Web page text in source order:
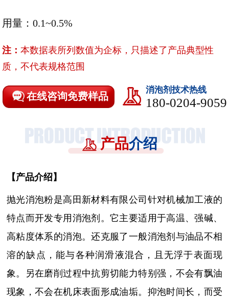
用量：0.1~0.5%
注：本数据表所列数值为企标，只描述了产品典型性
质，不代表规格范围
在线咨询免费样品
消泡剂技术热线
180-0204-9059
产品介绍
【产品介绍】
抛光消泡粉是高田新材料有限公司针对机械加工液的
特点而开发专用消泡剂。它主要适用于高温、强碱、
高粘度体系的消泡。还克服了一般消泡剂与油品不相
溶的缺点，能与各种润滑液混合，且无浮于表面现
象。另在磨削过程中抗剪切能力特别强，不会有飘油
现象，不会在机床表面形成油垢。抑泡时间长，而受